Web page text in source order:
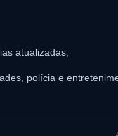
atualizadas,
polícia e